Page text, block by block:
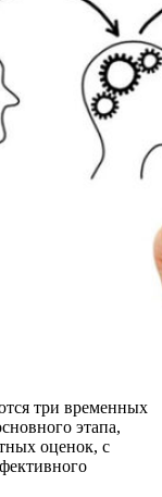
три временных
этапа,
оценок, с